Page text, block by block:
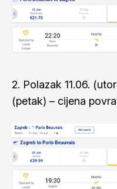
2. Polazak 11.06.
(petak) – cijena